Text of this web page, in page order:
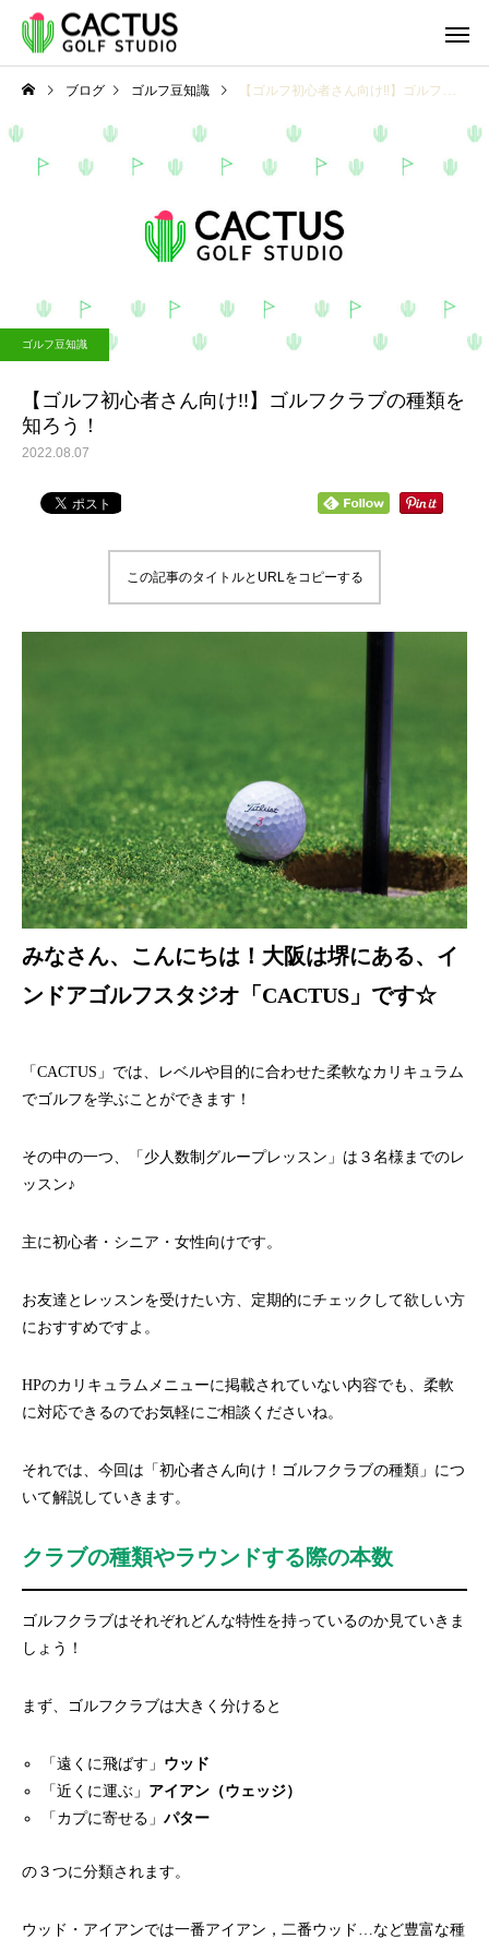
パターの打ち方 基本の打
ち方をおさらいしましょ
う！Part２
パターの打ち方 基本
う！Part１
ブログ ゴルフ豆知識 【ゴルフ初心者さん向け!!】ゴルフクラブの種類を知ろう！
ゴルフ豆知識
【ゴルフ初心者さん向け!!】ゴルフクラブの種類を
知ろう！
2022.08.07
この記事のタイトルとURLをコピーする
みなさん、こんにちは！大阪は堺にある、イ
ンドアゴルフスタジオ「CACTUS」です☆
「CACTUS」では、レベルや目的に合わせた柔軟なカリキュラム
でゴルフを学ぶことができます！
その中の一つ、「少人数制グループレッスン」は３名様までのレ
ッスン♪
主に初心者・シニア・女性向けです。
お友達とレッスンを受けたい方、定期的にチェックして欲しい方
におすすめですよ。
HPのカリキュラムメニューに掲載されていない内容でも、柔軟
に対応できるのでお気軽にご相談くださいね。
それでは、今回は「初心者さん向け！ゴルフクラブの種類」につ
いて解説していきます。
クラブの種類やラウンドする際の本数
ゴルフクラブはそれぞれどんな特性を持っているのか見ていきま
しょう！
まず、ゴルフクラブは大きく分けると
「遠くに飛ばす」 ウッド
「近くに運ぶ」 アイアン（ウェッジ）
「カプに寄せる」パター
の３つに分類されます。
ウッド・アイアンでは一番アイアン，二番ウッド…など豊富な種